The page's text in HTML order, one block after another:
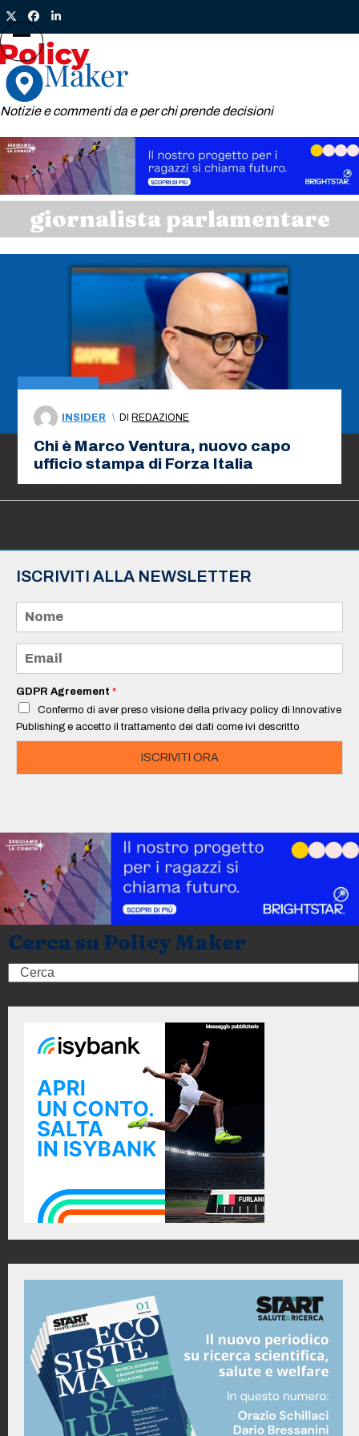
Skip
to
content
TwitterFacebook
LinkedIn
Notizie e commenti da e per chi prende decisioni
Open
mobile
menu
Close
mobile
menu
giornalista parlamentare
INSIDER \ DI REDAZIONE
Chi è Marco Ventura, nuovo capo
ufficio stampa di Forza Italia
ISCRIVITI ALLA NEWSLETTER
m
e
a
i
*
GDPR Agreement *
Confermo di aver preso visione della privacy policy di Innovative
Publishing e accetto il trattamento dei dati come ivi descritto
ISCRIVITI ORA
Cerca su Policy Maker
Search